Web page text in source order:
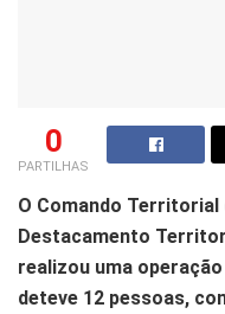
0
PARTILHAS
O Comando Territorial
Destacamento
realizou uma
deteve 12 pessoas,